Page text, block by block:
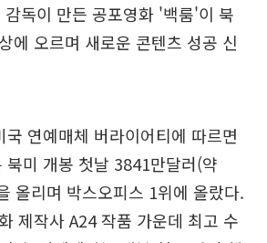
독이 만든 공포영화 '백룸'이 북
에 오르며 새로운 콘텐츠 성공 신
연예매체 버라이어티에 따르면
미 개봉 첫날 3841만달러(약
올리며 박스오피스 1위에 올랐다.
제작사 A24 작품 가운데 최고 수